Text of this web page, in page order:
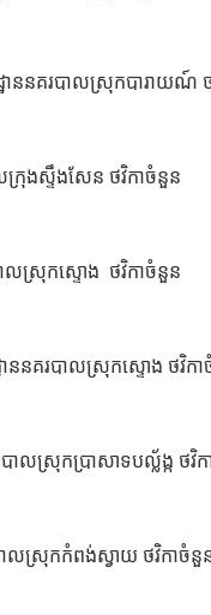
ននគរបាលស្រុកបារាយណ៍ ថ
រុងស្ទឹងសែន ថវិកាចំនួន
លស្រុកស្ទោង ថវិកាចំនួន
នគរបាលស្រុកស្ទោង ថវិក
លស្រុកប្រាសាទបល្ល័ង្ក ថវិក
លស្រុកកំពង់ស្វាយ ថវិកាចំនួ